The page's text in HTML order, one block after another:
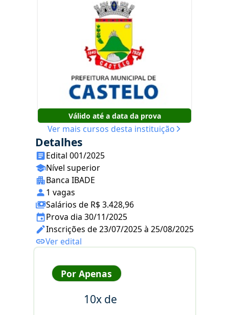
Válido até a data da prova
Ver mais cursos desta instituição
Detalhes
Edital 001/2025
Nível superior
Banca IBADE
1 vagas
Salários de R$ 3.428,96
Prova dia 30/11/2025
Inscrições de 23/07/2025 à 25/08/2025
Ver edital
Por Apenas
10x de